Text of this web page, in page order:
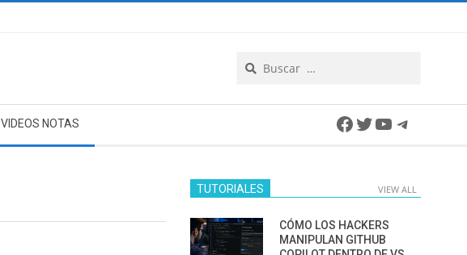
VIDEOS NOTAS Facebook
Twitter
YouTube
TUTORIALES VIEW ALL
CÓMO LOS HACKERS
MANIPULAN GITHUB